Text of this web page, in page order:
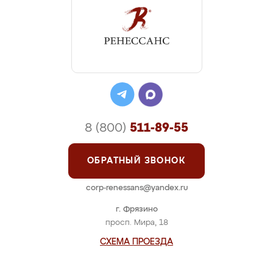
г. Фрязино
просп. Мира, 18
СХЕМА ПРОЕЗДА
8 (800) 511-89-55
ОБРАТНЫЙ ЗВОНОК
corp-renessans@yandex.ru